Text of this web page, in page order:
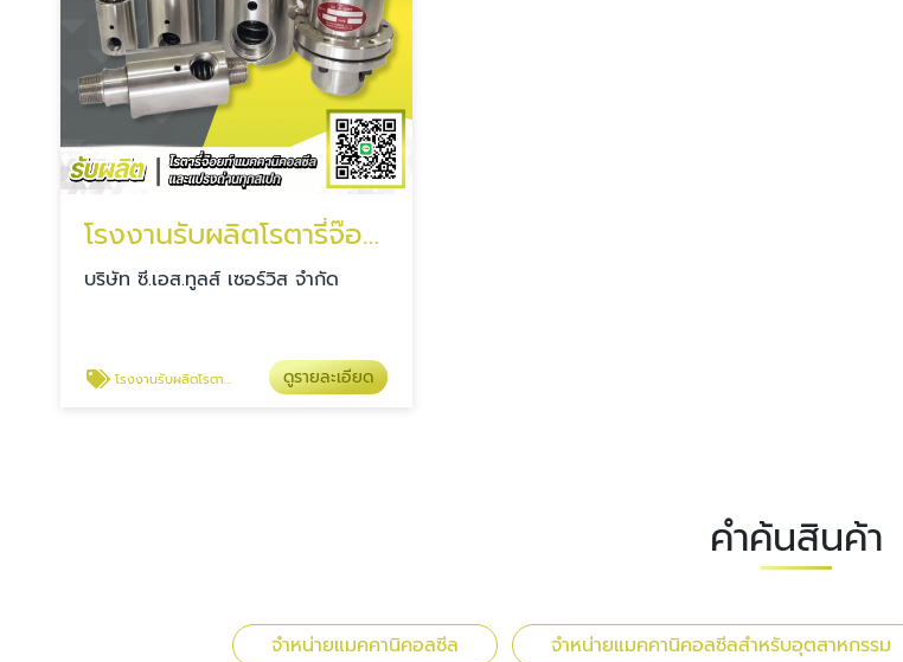
โรงงานรับผลิตโรตารี่จ๊อยท์ Rotary Joint
บริษัท ซี.เอส.ทูลส์ เซอร์วิส จำกัด
โรงงานรับผลิตโรตารี่จ๊อยท์ Rotary Joint ดูรายละเอียด
คำค้นสินค้า
จำหน่ายแมคคานิคอลซีล จำหน่ายแมคคานิคอลซีลสำหรับอุตสาหกรรม